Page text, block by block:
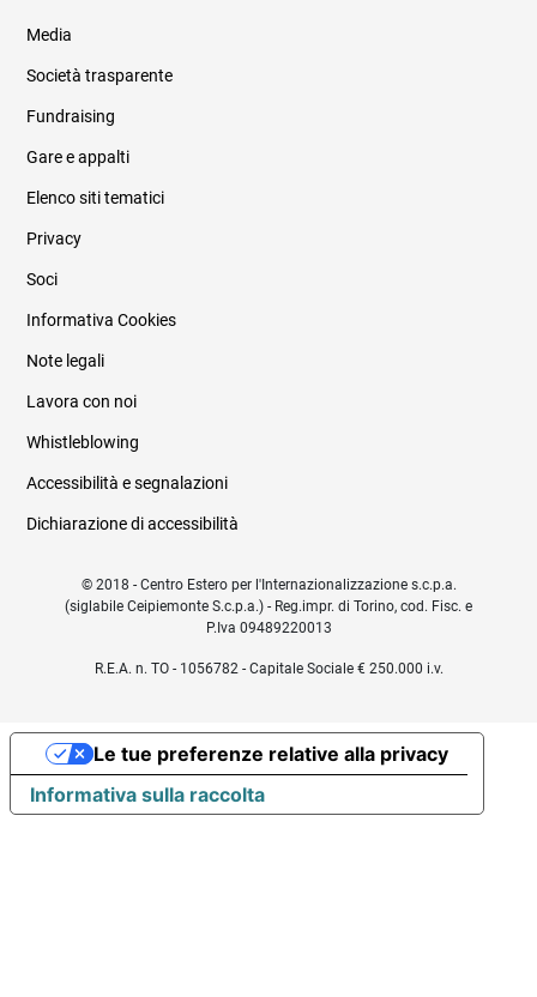
Informazioni legali e trasparenza
Media
Società trasparente
Fundraising
Gare e appalti
Elenco siti tematici
Privacy
Soci
Informativa Cookies
Note legali
Lavora con noi
Whistleblowing
Accessibilità e segnalazioni
Dichiarazione di accessibilità
© 2018 - Centro Estero per l'Internazionalizzazione s.c.p.a.
(siglabile Ceipiemonte S.c.p.a.) - Reg.impr. di Torino, cod. Fisc. e
P.Iva 09489220013
R.E.A. n. TO - 1056782 - Capitale Sociale € 250.000 i.v.
Informativa sulla raccolta
Le tue preferenze relative alla privacy